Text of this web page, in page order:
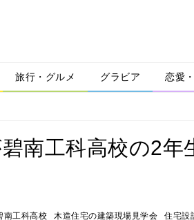
旅行・グルメ グラビア 恋愛
南工科高校の2年
南工科高校 木造住宅の建築現場見学会 住宅設